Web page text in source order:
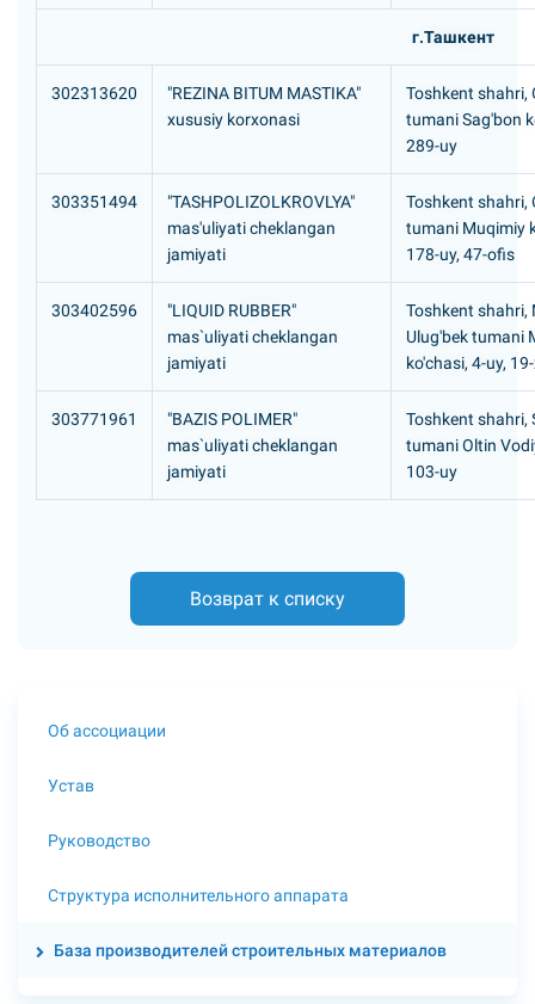
г.Ташкент
302313620
"REZINA BITUM MASTIKA"
xususiy korxonasi
Toshkent shahri,
tumani Sag'bon
289-uy
303351494
"TASHPOLIZOLKROVLYA"
mas'uliyati cheklangan
jamiyati
Toshkent shahri,
tumani Muqimiy
178-uy, 47-ofis
303402596
"LIQUID RUBBER"
mas`uliyati cheklangan
jamiyati
Toshkent shahri,
Ulug'bek tumani
ko'chasi, 4-uy,
303771961
"BAZIS POLIMER"
mas`uliyati cheklangan
jamiyati
Toshkent shahri,
tumani Oltin
103-uy
Возврат к списку
Об ассоциации
Устав
Руководство
Структура исполнительного аппарата
База производителей строительных материалов